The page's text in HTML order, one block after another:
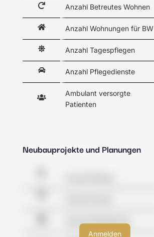
Anzahl Betreutes Wohnen
Anzahl Wohnungen für BW
Anzahl Tagespflegen
Anzahl Pflegedienste
Ambulant versorgte
Patienten
Neubauprojekte und Planungen